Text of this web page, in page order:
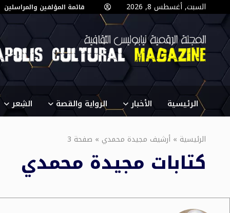
السبت, أغسطس 8, 2026 قائمة المؤلفين والمراسلين
الرئيسية الأخبار الرواية والقصة الشِعر
الرئيسية » أرشيف مجيدة محمدي » صفحة 3
كتابات مجيدة محمدي